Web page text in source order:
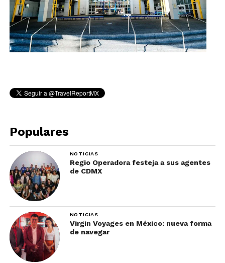
Populares
NOTICIAS
Regio Operadora festeja a sus agentes
de CDMX
NOTICIAS
Virgin Voyages en México: nueva forma
de navegar